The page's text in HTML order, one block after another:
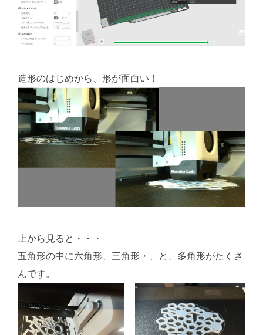
造形のはじめから、形が面白い！
上から見ると・・・
五角形の中に六角形、三角形・、と、多角形がたくさ
んです。